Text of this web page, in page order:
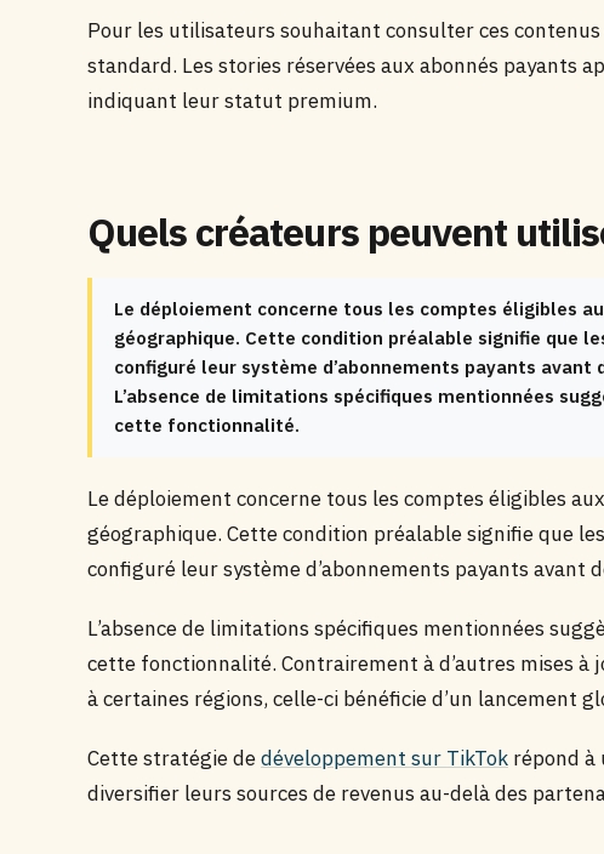
Pour les utilisateurs souhaitant consulter ces
standard. Les stories réservées aux abonnés payants
indiquant leur statut premium.
Quels créateurs peuvent
Le déploiement concerne tous les comptes éligibles
géographique. Cette condition préalable signifie que
configuré leur système d’abonnements payants avant
L’absence de limitations spécifiques mentionnées
cette fonctionnalité.
Le déploiement concerne tous les comptes éligibles
géographique. Cette condition préalable signifie que
configuré leur système d’abonnements payants avant
L’absence de limitations spécifiques mentionnées
cette fonctionnalité. Contrairement à d’autres mises à
à certaines régions, celle-ci bénéficie d’un lancement
Cette stratégie dedéveloppement sur TikTok répond à
diversifier leurs sources de revenus au-delà des